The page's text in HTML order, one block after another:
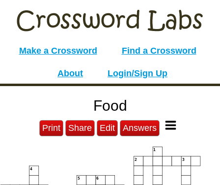
Make a Crossword Find a Crossword
About Login/Sign Up
Food
Print Share Edit Answers
1
2 3
4
5 6